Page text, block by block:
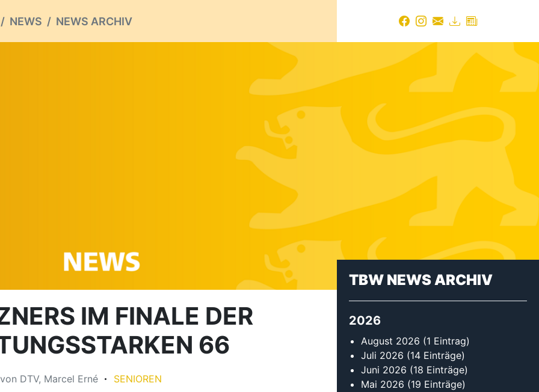
NEWS NEWS ARCHIV
IM FINALE DER
66
von DTV, Marcel Erné SENIOREN
TBW NEWS ARCHIV
2026
August 2026 (1 Eintrag)
Juli 2026 (14 Einträge)
Juni 2026 (18 Einträge)
Mai 2026 (19 Einträge)